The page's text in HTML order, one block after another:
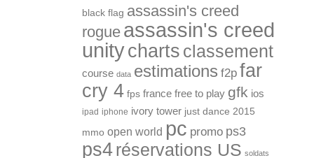
black flag assassin's creed
rogue assassin's creed
unitycharts classement
course data estimations f2p far
cry 4 fps france free to play gfk ios
ipad iphone ivory tower just dance 2015
mmo open world pc promo ps3
ps4réservations US soldats